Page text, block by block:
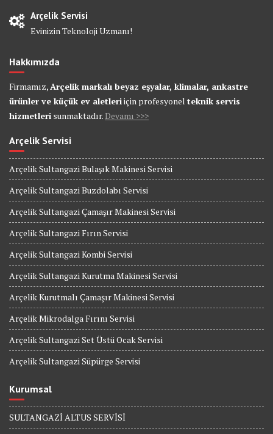
Arçelik Servisi
Evinizin Teknoloji Uzmanı!
Hakkımızda
Firmamız,Arçelik markalı beyaz eşyalar, klimalar, ankastre
ürünler ve küçük ev aletleriiçin profesyonel teknik servis
hizmetleri sunmaktadır.Devamı >>>
Arçelik Servisi
Arçelik Sultangazi Bulaşık Makinesi Servisi
Arçelik Sultangazi Buzdolabı Servisi
Arçelik Sultangazi Çamaşır Makinesi Servisi
Arçelik Sultangazi Fırın Servisi
Arçelik Sultangazi Kombi Servisi
Arçelik Sultangazi Kurutma Makinesi Servisi
Arçelik Kurutmalı Çamaşır Makinesi Servisi
Arçelik Mikrodalga Fırını Servisi
Arçelik Sultangazi Set Üstü Ocak Servisi
Arçelik Sultangazi Süpürge Servisi
Kurumsal
SULTANGAZİ ALTUS SERVİSİ